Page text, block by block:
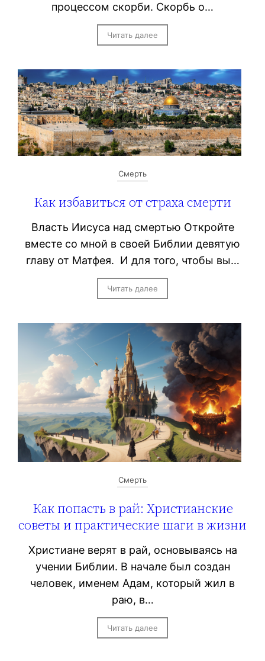
процессом скорби. Скорбь о…
Читать далее
Смерть
Как избавиться от страха смерти
Власть Иисуса над смертью Откройте
вместе со мной в своей Библии девятую
главу от Матфея. И для того, чтобы вы…
Читать далее
Смерть
Как попасть в рай: Христианские
советы и практические шаги в жизни
Христиане верят в рай, основываясь на
учении Библии. В начале был создан
человек, именем Адам, который жил в
раю, в…
Читать далее